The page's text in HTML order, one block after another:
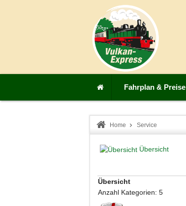
Fahrplan & Preise
Home Service
Übersicht
Übersicht
Anzahl Kategorien: 5